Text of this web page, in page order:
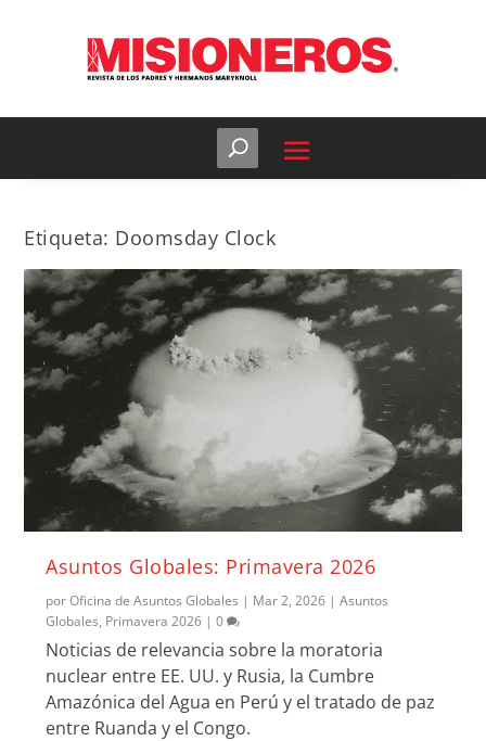
Etiqueta: Doomsday Clock
Asuntos Globales: Primavera 2026
porOficina de Asuntos Globales | Mar 2, 2026 |Asuntos
Globales, Primavera 2026 |0
Noticias de relevancia sobre la moratoria
nuclear entre EE. UU. y Rusia, la Cumbre
Amazónica del Agua en Perú y el tratado de paz
entre Ruanda y el Congo.